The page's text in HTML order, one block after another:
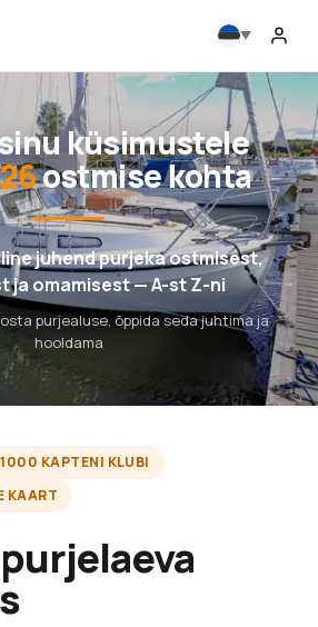
küsimustele
ostmise kohta
juhend purjeka ostmisest,
ja omamisest — A-st Z-ni
purjealuse, õppida seda juhtima ja
hooldama
1000 KAPTENI KLUBI
KAART
purjelaeva